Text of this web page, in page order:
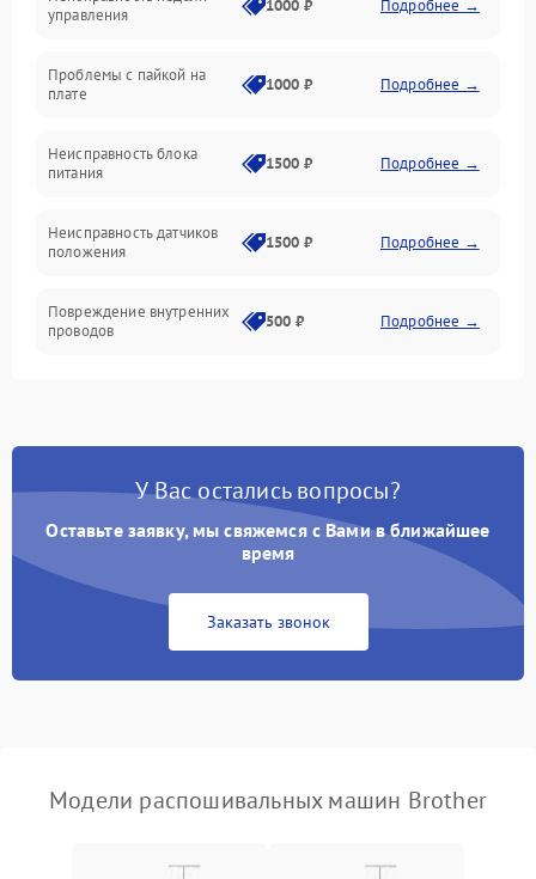
управления
1000 ₽ Подробнее →
Проблемы с пайкой на
плате
1000 ₽ Подробнее →
Неисправность блока
питания
1500 ₽ Подробнее →
Неисправность датчиков
положения
1500 ₽ Подробнее →
Повреждение внутренних
проводов
500 ₽ Подробнее →
У Вас остались вопросы?
Оставьте заявку, мы свяжемся с Вами в ближайшее
время
Заказать звонок
Модели распошивальных машин Brother